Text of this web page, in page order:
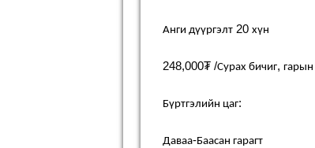
Анги дүүргэлт20 хүн
248,000₮/Сурах бичиг, гарын
Бүртгэлийн цаг:
Даваа-Баасан гарагт